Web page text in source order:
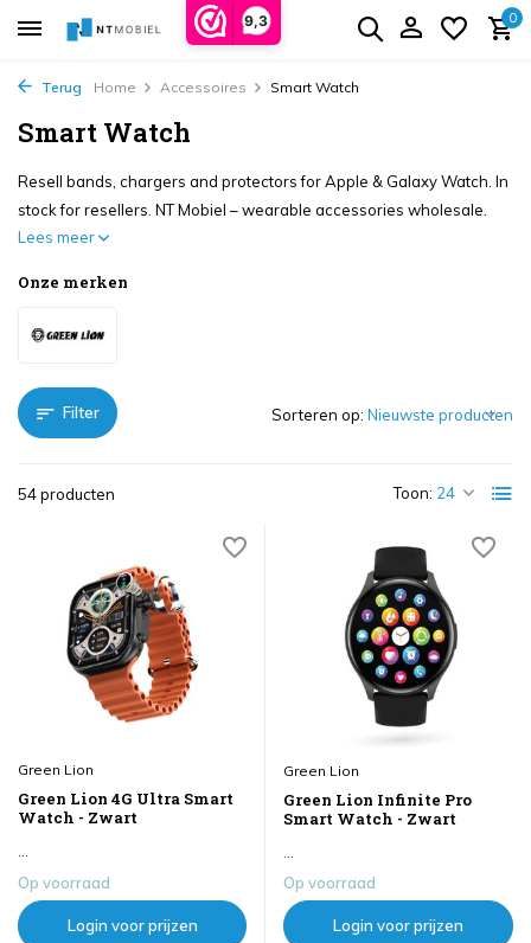
9,3 0
Terug Home Accessoires Smart Watch
Smart Watch
Resell bands, chargers and protectors for Apple & Galaxy Watch. In
stock for resellers. NT Mobiel – wearable accessories wholesale.
Lees meer
Onze merken
Filter
54 producten Toon:
Sorteren op:
Green Lion
Green Lion 4G Ultra Smart
Watch - Zwart
Op voorraad
Login voor prijzen
Green Lion
Green Lion Infinite Pro
Smart Watch - Zwart
Op voorraad
Login voor prijzen